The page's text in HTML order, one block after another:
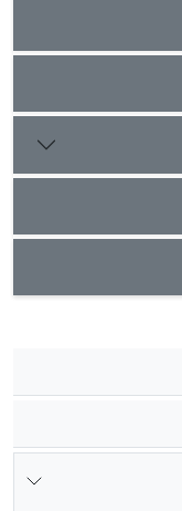
قابلیت چندین بار
باشند را دارند